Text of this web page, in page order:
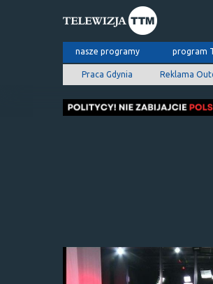
nasze programy program
Praca Gdynia Reklama